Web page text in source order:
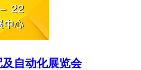
自动化展览会